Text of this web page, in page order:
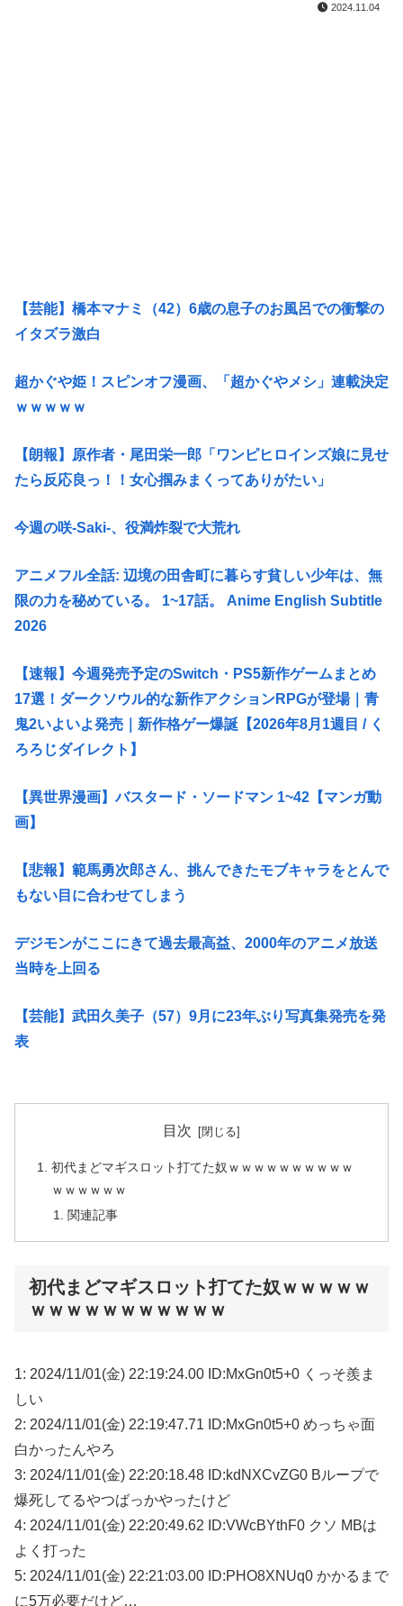
2024.11.04
【芸能】橋本マナミ（42）6歳の息子のお風呂での衝撃の
イタズラ激白
超かぐや姫！スピンオフ漫画、「超かぐやメシ」連載決定
ｗｗｗｗｗ
【朗報】原作者・尾田栄一郎「ワンピヒロインズ娘に見せ
たら反応良っ！！女心掴みまくってありがたい」
今週の咲-Saki-、役満炸裂で大荒れ
アニメフル全話: 辺境の田舎町に暮らす貧しい少年は、無
限の力を秘めている。 1~17話。 Anime English Subtitle
2026
【速報】今週発売予定のSwitch・PS5新作ゲームまとめ
17選！ダークソウル的な新作アクションRPGが登場｜青
鬼2いよいよ発売｜新作格ゲー爆誕【2026年8月1週目 / く
ろろじダイレクト】
【異世界漫画】バスタード・ソードマン 1~42【マンガ動
画】
【悲報】範馬勇次郎さん、挑んできたモブキャラをとんで
もない目に合わせてしまう
デジモンがここにきて過去最高益、2000年のアニメ放送
当時を上回る
【芸能】武田久美子（57）9月に23年ぶり写真集発売を発
表
目次
初代まどマギスロット打てた奴ｗｗｗｗｗｗｗｗｗｗ
ｗｗｗｗｗｗ
関連記事
初代まどマギスロット打てた奴ｗｗｗｗｗ
ｗｗｗｗｗｗｗｗｗｗｗ
1: 2024/11/01(金) 22:19:24.00 ID:MxGn0t5+0 くっそ羨ま
しい
2: 2024/11/01(金) 22:19:47.71 ID:MxGn0t5+0 めっちゃ面
白かったんやろ
3: 2024/11/01(金) 22:20:18.48 ID:kdNXCvZG0 Bループで
爆死してるやつばっかやったけど
4: 2024/11/01(金) 22:20:49.62 ID:VWcBYthF0 クソ MBは
よく打った
5: 2024/11/01(金) 22:21:03.00 ID:PHO8XNUq0 かかるまで
に5万必要だけど…